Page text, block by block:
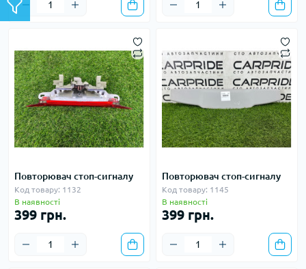
Повторювач стоп-сигналу
Код товару: 1132
В наявності
399 грн.
Повторювач стоп-сигналу
Код товару: 1145
В наявності
399 грн.